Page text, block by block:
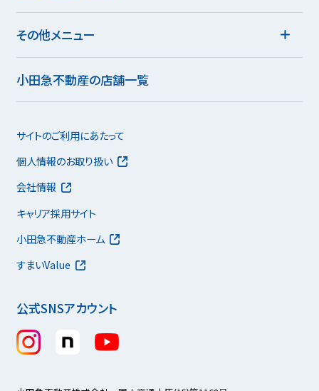
その他メニュー
小田急不動産の店舗一覧
公式SNSアカウント
サイトのご利用にあたって
個人情報のお取り扱い
会社情報
キャリア採用サイト
小田急不動産ホーム
すまいValue